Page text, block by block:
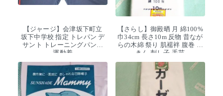
【ジャージ】会津坂下町立
坂下中学校 指定 トレパン デ
サント トレーニングパンツ
運動着
【さらし】御殿晒 月 綿100%
巾34cm 長さ10m 反物 昔なが
らの木綿 祭り 肌襦袢 腹巻 ふ
きん 刺し子 手芸